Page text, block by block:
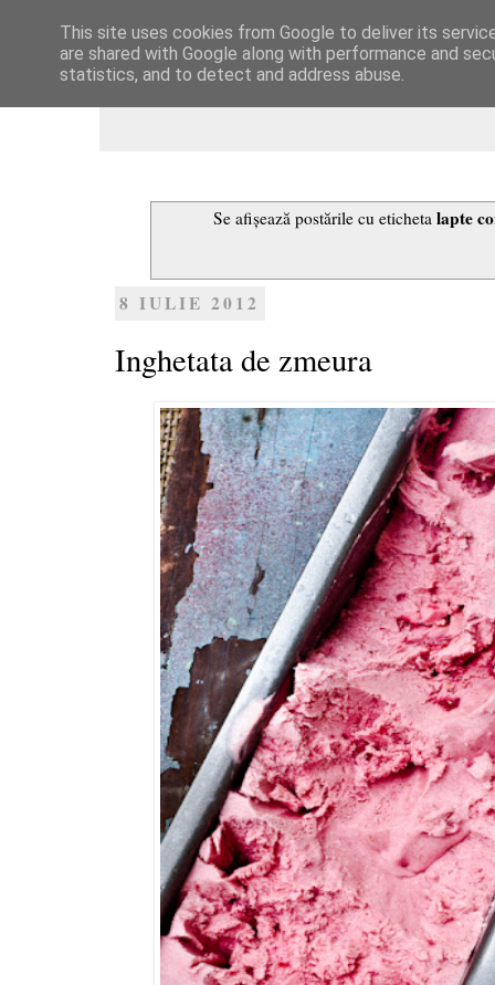
Dulcegarii culinare
Se afișează postările cu etichetalapte
8 IULIE 2012
Inghetata de zmeura
This site uses cookies from Google to deliver its
are shared with Google along with performance and
statistics, and to detect and address abuse.